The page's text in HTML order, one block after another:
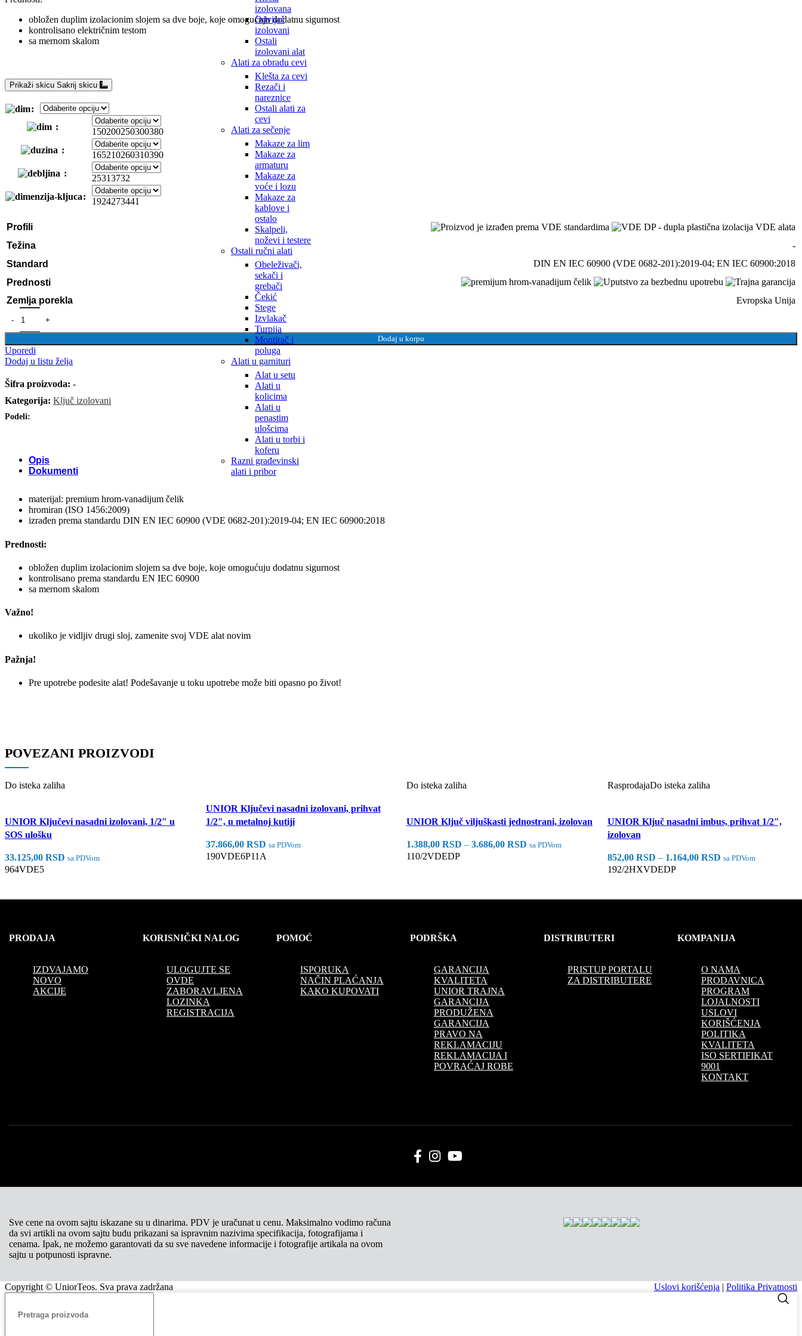
izolovana
Odvijač
izolovani
Ostali
izolovani alat
Alati za obradu cevi
Klešta za cevi
Rezači i
nareznice
Ostali alati za
cevi
Alati za sečenje
Makaze za lim
Makaze za
armaturu
Makaze za
voće i lozu
Makaze za
kablove i
ostalo
Skalpeli,
noževi i testere
Ostali ručni alati
Obeleživači,
sekači i
grebači
Čekić
Stege
Izvlakač
Turpija
Montirač i
poluga
Alati u garnituri
Alat u setu
Alati u
kolicima
Alati u
penastim
ulošcima
Alati u torbi i
koferu
Razni građevinski
alati i pribor
obložen duplim izolacionim slojem sa dve boje, koje omogućuju dodatnu sigurnost
kontrolisano električnim testom
sa mernom skalom
Prikaži skicu Sakrij skicu
150200250300380
165210260310390
25313732
1924273441
Profili
Težina
-
Standard
DIN EN IEC 60900 (VDE 0682-201):2019-04; EN IEC 60900:2018
Prednosti
Zemlja porekla
Evropska Unija
Dodaj u korpu
Uporedi
Dodaj u listu želja
Šifra proizvoda: -
Kategorija: Ključ izolovani
Podeli:
Opis
Dokumenti
materijal: premium hrom-vanadijum čelik
hromiran (ISO 1456:2009)
izrađen prema standardu DIN EN IEC 60900 (VDE 0682-201):2019-04; EN IEC 60900:2018
Prednosti:
obložen duplim izolacionim slojem sa dve boje, koje omogućuju dodatnu sigurnost
kontrolisano prema standardu EN IEC 60900
sa mernom skalom
Važno!
ukoliko je vidljiv drugi sloj, zamenite svoj VDE alat novim
Pažnja!
Pre upotrebe podesite alat! Podešavanje u toku upotrebe može biti opasno po život!
POVEZANI PROIZVODI
Do isteka zaliha
UNIOR Ključevi nasadni izolovani, 1/2″ u
SOS ulošku
33.125,00 RSD sa PDVom
Dodaj U Korpu
964VDE5
UNIOR Ključevi nasadni izolovani, prihvat
1/2″, u metalnoj kutiji
37.866,00 RSD sa PDVom
Dodaj U Korpu
190VDE6P11A
Do isteka zaliha
UNIOR Ključ viljuškasti jednostrani, izolovan
1.388,00 RSD – 3.686,00 RSD sa PDVom
Odaberite Opcije
110/2VDEDP
RasprodajaDo isteka zaliha
UNIOR Ključ nasadni imbus, prihvat 1/2″,
izolovan
852,00 RSD – 1.164,00 RSD sa PDVom
Odaberite Opcije
192/2HXVDEDP
PRODAJA
IZDVAJAMO
NOVO
AKCIJE
KORISNIČKI NALOG
ULOGUJTE SE
OVDE
ZABORAVLJENA
LOZINKA
REGISTRACIJA
POMOĆ
ISPORUKA
NAČIN PLAĆANJA
KAKO KUPOVATI
PODRŠKA
GARANCIJA
KVALITETA
UNIOR TRAJNA
GARANCIJA
PRODUŽENA
GARANCIJA
PRAVO NA
REKLAMACIJU
REKLAMACIJA I
POVRAĆAJ ROBE
DISTRIBUTERI
PRISTUP PORTALU
ZA DISTRIBUTERE
KOMPANIJA
O NAMA
PRODAVNICA
PROGRAM
LOJALNOSTI
USLOVI
KORIŠĆENJA
POLITIKA
KVALITETA
ISO SERTIFIKAT
9001
KONTAKT
Sve cene na ovom sajtu iskazane su u dinarima. PDV je uračunat u cenu. Maksimalno vodimo računa
da svi artikli na ovom sajtu budu prikazani sa ispravnim nazivima specifikacija, fotografijama i
cenama. Ipak, ne možemo garantovati da su sve navedene informacije i fotografije artikala na ovom
sajtu u potpunosti ispravne.
Copyright © UniorTeos. Sva prava zadržana Uslovi korišćenja | Politika Privatnosti